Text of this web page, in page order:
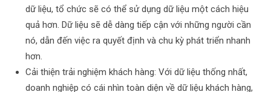
dữ liệu, tổ chức sẽ có thể sử dụng dữ liệu một cách hiệu
quả hơn. Dữ liệu sẽ dễ dàng tiếp cận với những người cần
nó, dẫn đến việc ra quyết định và chu kỳ phát triển nhanh
hơn.
Cải thiện trải nghiệm khách hàng: Với dữ liệu thống nhất,
doanh nghiệp có cái nhìn toàn diện về dữ liệu khách hàng,